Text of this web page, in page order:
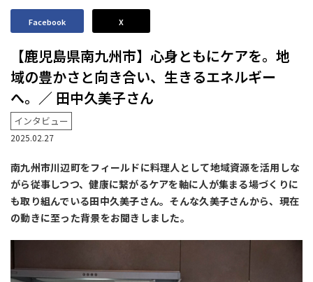
Facebook X
【鹿児島県南九州市】心身ともにケアを。地
域の豊かさと向き合い、生きるエネルギー
へ。／ 田中久美子さん
インタビュー
2025.02.27
南九州市川辺町をフィールドに料理人として地域資源を活用しな
がら従事しつつ、健康に繋がるケアを軸に人が集まる場づくりに
も取り組んでいる田中久美子さん。そんな久美子さんから、現在
の動きに至った背景をお聞きしました。